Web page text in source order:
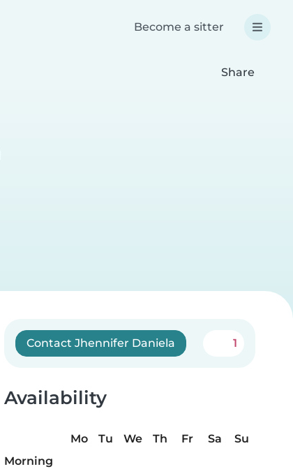
Become a sitter
Share
Contact Jhennifer Daniela 1
Availability
Mo Tu We Th Fr Sa
Su
Morning